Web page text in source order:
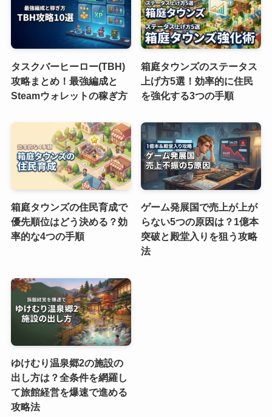
タスクバーヒーロー(TBH)
攻略まとめ！最強編成と
Steamウォレットの稼ぎ方
箱庭タウンズのステータス
上げ方5選！効率的に住民
を強化する3つの手順
箱庭タウンズの住民育成で
優先順位はどう決める？効
率的な4つの手順
ゲーム発展国で売上が上が
らない5つの原因は？1億本
突破と殿堂入りを狙う攻略
法
ゆけむり温泉郷2の施設の
出し方は？全条件を網羅し
て旅館経営を爆速で進める
攻略法